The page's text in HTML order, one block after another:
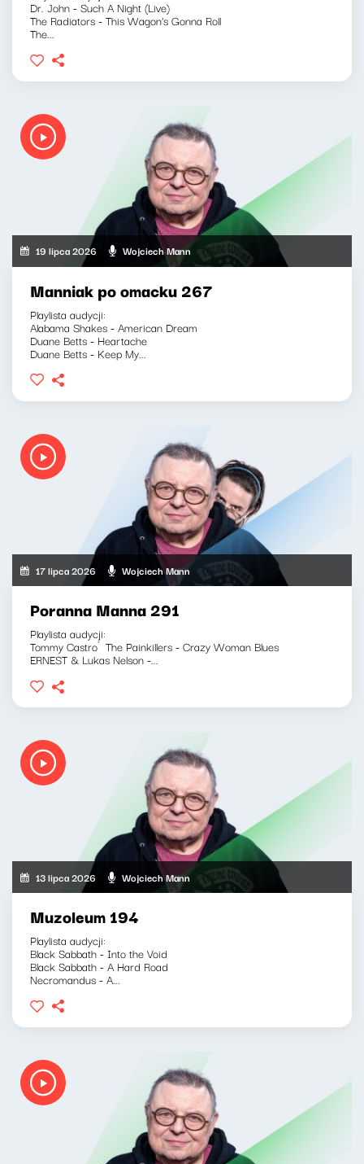
Dr. John - Such A Night (Live)
The Radiators - This Wagon's Gonna Roll
The...
19 lipca 2026 Wojciech Mann
Manniak po omacku 267
Playlista audycji:
Alabama Shakes - American Dream
Duane Betts - Heartache
Duane Betts - Keep My...
17 lipca 2026 Wojciech Mann
Poranna Manna 291
Playlista audycji:
Tommy Castro`The Painkillers - Crazy Woman Blues
ERNEST & Lukas Nelson -...
13 lipca 2026 Wojciech Mann
Muzoleum 194
Playlista audycji:
Black Sabbath - Into the Void
Black Sabbath - A Hard Road
Necromandus - A...